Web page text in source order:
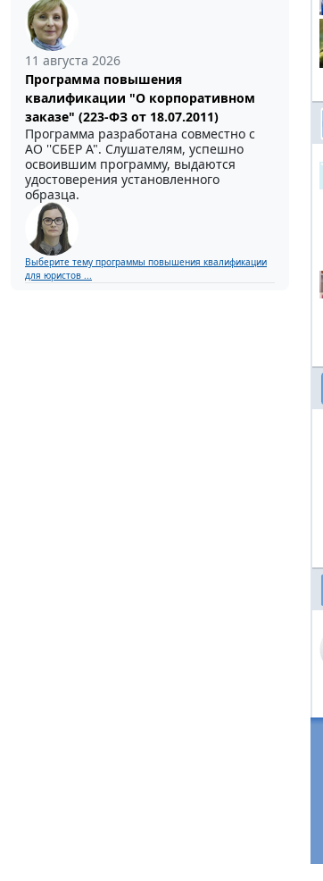
11 августа 2026
Программа повышения
квалификации "О корпоративном
заказе" (223-ФЗ от 18.07.2011)
Программа разработана совместно с
АО ''СБЕР А". Слушателям, успешно
освоившим программу, выдаются
удостоверения установленного
образца.
Выберите тему программы повышения квалификации
для юристов ...